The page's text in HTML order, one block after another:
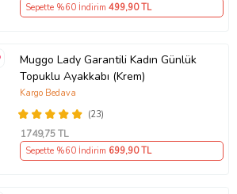
Sepette %60 İndirim 499,90 TL
Muggo Lady Garantili Kadın Günlük
Topuklu Ayakkabı (Krem)
(23)
Kargo Bedava
1749,75 TL
Sepette %60 İndirim 699,90 TL